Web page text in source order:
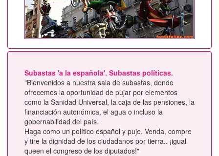
Subastas 'a la española'. Subastas políticas.
"Bienvenidos a nuestra sala de subastas, donde
ofrecemos la oportunidad de pujar por elementos
como la Sanidad Universal, la caja de las pensiones, la
financiación autonómica, el agua o incluso la
gobernabilidad del país.
Haga como un político español y puje. Venda, compre
y tire la dignidad de los ciudadanos por tierra.. ¡igual
queen el congreso de los diputados!"